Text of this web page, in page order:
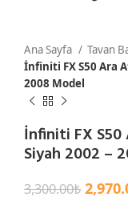
Ana Sayfa Tavan
İnfiniti FX S50 Ara
2008 Model
İnfiniti FX S50
Siyah 2002 –
3,300.00₺